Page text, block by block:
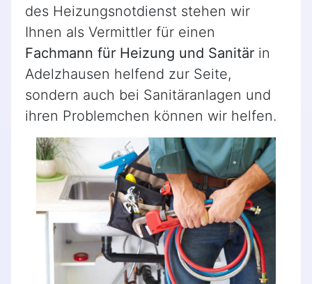
des Heizungsnotdienst stehen wir
Ihnen als Vermittler für einen
Fachmann für Heizung und Sanitär in
Adelzhausen helfend zur Seite,
sondern auch bei Sanitäranlagen und
ihren Problemchen können wir helfen.